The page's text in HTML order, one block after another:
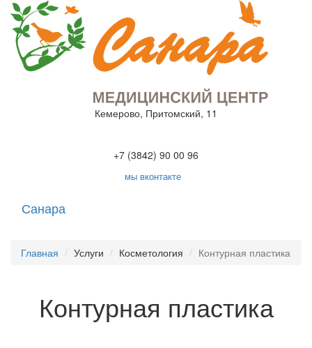
Кемерово, Притомский, 11
+7 (3842) 90 00 96
мы вконтакте
Санара
Главная Услуги Косметология Контурная пластика
Контурная пластика